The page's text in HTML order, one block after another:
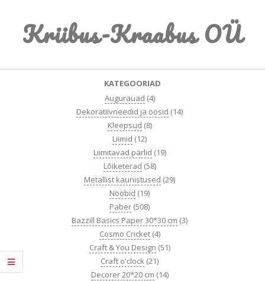
contentKriibus-Kraabus OÜ
KATEGOORIAD
Augurauad (4)
Dekoratiivneedid ja öösid (14)
Kleepsud (8)
Liimid (12)
Liimitavad pärlid (19)
Lõiketerad (58)
Metallist kaunistused (29)
Nööbid (19)
Paber (508)
Bazzill Basics Paper 30*30 cm (3)
Cosmo Cricket (4)
Craft & You Design (51)
Craft o'clock (21)
Decorer 20*20 cm (14)